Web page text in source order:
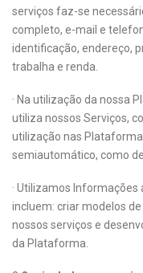
serviços faz-se
completo, e-mail e
identificação, endereço,
trabalha e renda.
· Na utilização da nossa
utiliza nossos Serviços,
utilização nas
semiautomático, como
· Utilizamos
incluem: criar modelos
nossos serviços e
da Plataforma.